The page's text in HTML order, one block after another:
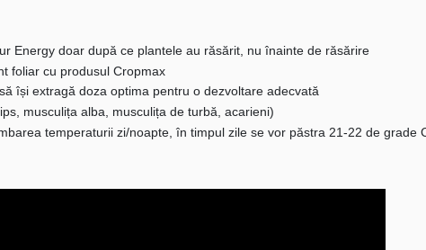
Energy doar după ce plantele au răsărit, nu înainte de răsărire
foliar cu produsul Cropmax
își extragă doza optima pentru o dezvoltare adecvată
musculița alba, musculița de turbă, acarieni)
temperaturii zi/noapte, în timpul zile se vor păstra 21-22 de grade